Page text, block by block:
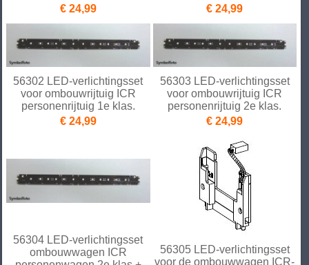
€ 24,99
€ 24,99
56302 LED-verlichtingsset
voor ombouwrijtuig ICR
personenrijtuig 1e klas.
€ 24,99
56303 LED-verlichtingsset
voor ombouwrijtuig ICR
personenrijtuig 2e klas.
€ 24,99
56304 LED-verlichtingsset
ombouwwagen ICR
56305 LED-verlichtingsset
voor de ombouwwagen ICR-